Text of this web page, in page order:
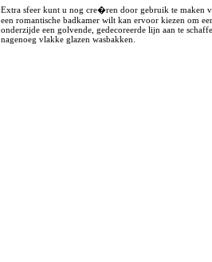
Extra sfeer kunt u nog cre�ren door gebruik te maken
een romantische badkamer wilt kan ervoor kiezen om
onderzijde een golvende, gedecoreerde lijn aan te
nagenoeg vlakke glazen wasbakken.